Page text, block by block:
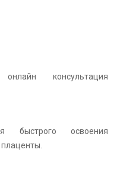
консультация
быстрого освоения
плаценты.